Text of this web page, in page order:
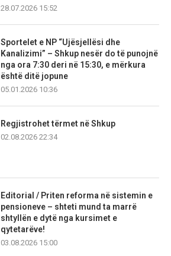
28.07.2026 15:52
Sportelet e NP “Ujësjellësi dhe
Kanalizimi” – Shkup nesër do të punojnë
nga ora 7:30 deri në 15:30, e mërkura
është ditë jopune
05.01.2026 10:36
Regjistrohet tërmet në Shkup
02.08.2026 22:34
Editorial / Priten reforma në sistemin e
pensioneve – shteti mund ta marrë
shtyllën e dytë nga kursimet e
qytetarëve!
03.08.2026 15:00